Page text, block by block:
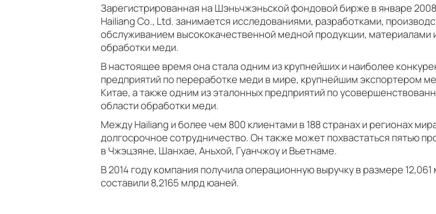
Зарегистрированная на Шэньчжэньской фондовой бирже в январе
Hailiang Co., Ltd. занимается исследованиями, разработками,
обслуживанием высококачественной медной продукции, материалами
обработки меди.
В настоящее время она стала одним из крупнейших и наиболее
предприятий по переработке меди в мире, крупнейшим экспортером
Китае, а также одним из эталонных предприятий по
области обработки меди.
Между Hailiang и более чем 800 клиентами в 188 странах и регионах
долгосрочное сотрудничество. Он также может похвастаться пятью
в Чжэцзяне, Шанхае, Аньхой, Гуанчжоу и Вьетнаме.
В 2014 году компания получила операционную выручку в размере
составили 8,2165 млрд юаней.